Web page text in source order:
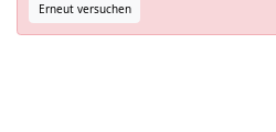
Erneut versuchen